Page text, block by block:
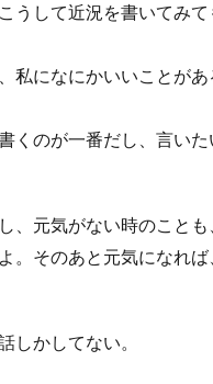
うして近況を書いてみ
私になにかいいことが
くのが一番だし、言い
、元気がない時のことも
そのあと元気になれば
しかしてない。